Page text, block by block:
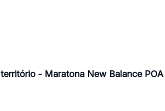
- Maratona New Balance POA